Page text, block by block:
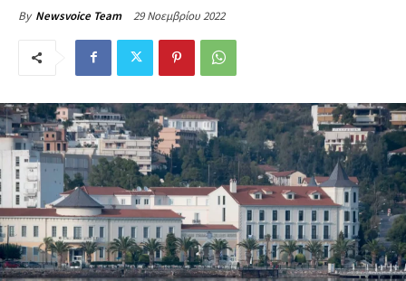
By Newsvoice Team 29 Νοεμβρίου 2022